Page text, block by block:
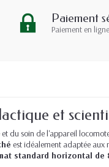
Paiement
Paiement en
et
du soin de l'appareil
est idéalement adaptée
standard horizontal de